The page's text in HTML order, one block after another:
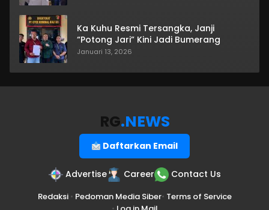
Ka Kuhu Resmi Tersangka, Janji
“Potong Jari” Kini Jadi Bumerang
Januari 13, 2026
RG.NEWS
Daftarkan Email
Advertise Career Contact Us
Redaksi• Pedoman Media Siber• Terms of Service